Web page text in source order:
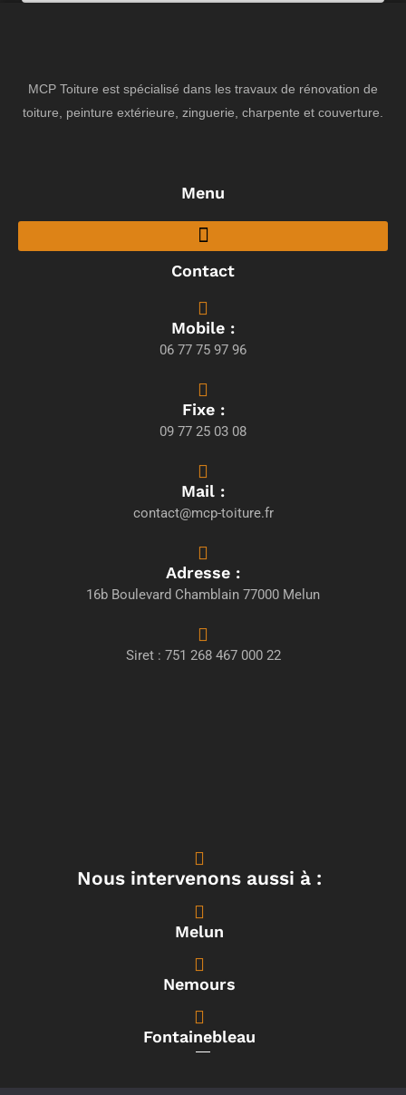
MCP Toiture est spécialisé dans les travaux de rénovation de
toiture, peinture extérieure, zinguerie, charpente et couverture.
Menu
Contact
Mobile :
06 77 75 97 96
Fixe :
09 77 25 03 08
Mail :
contact@mcp-toiture.fr
Adresse :
16b Boulevard Chamblain 77000 Melun
Siret : 751 268 467 000 22
Nous intervenons aussi à :
Melun
Nemours
Fontainebleau